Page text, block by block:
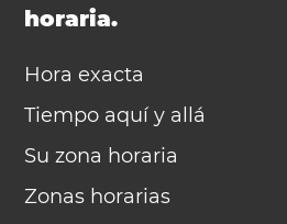
horaria.
Hora exacta
Tiempo aquí y allá
Su zona horaria
Zonas horarias